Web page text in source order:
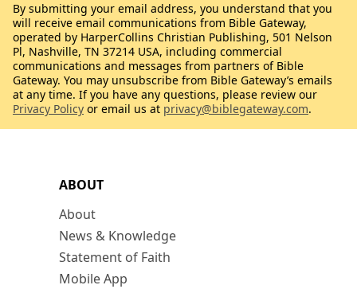
ABOUT
About
News & Knowledge
Statement of Faith
Mobile App
By submitting your email address, you understand that you
will receive email communications from Bible Gateway,
operated by HarperCollins Christian Publishing, 501 Nelson
Pl, Nashville, TN 37214 USA, including commercial
communications and messages from partners of Bible
Gateway. You may unsubscribe from Bible Gateway’s emails
at any time. If you have any questions, please review our
Privacy Policy or email us at privacy@biblegateway.com.